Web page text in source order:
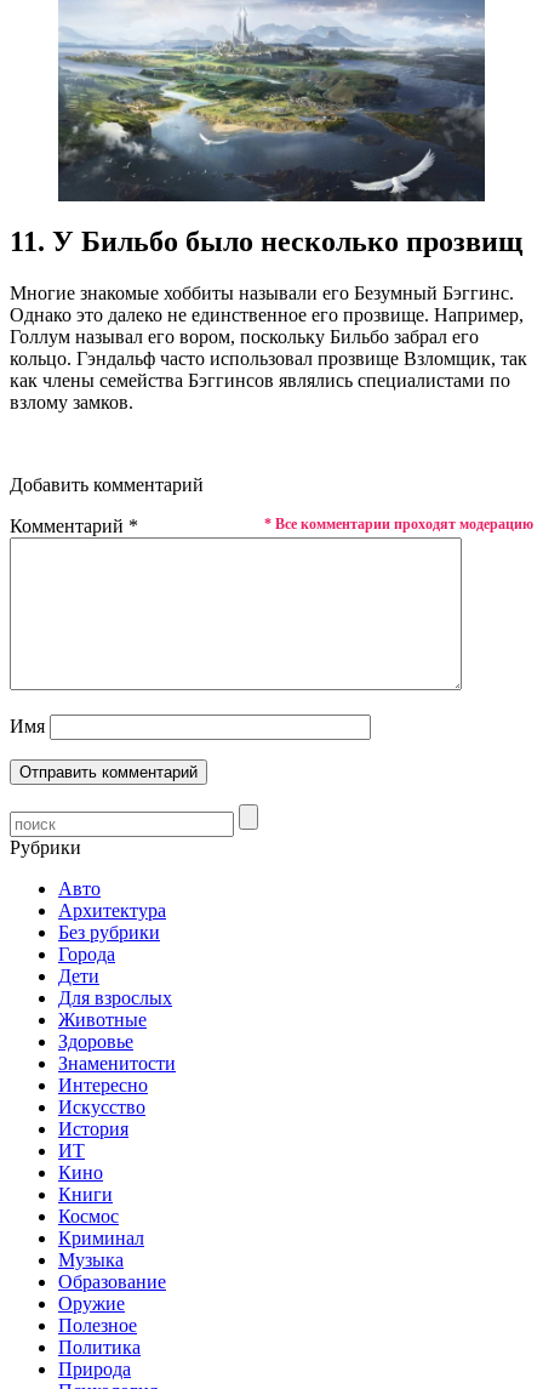
11. У Бильбо было несколько прозвищ
Многие знакомые хоббиты называли его Безумный Бэггинс.
Однако это далеко не единственное его прозвище. Например,
Голлум называл его вором, поскольку Бильбо забрал его
кольцо. Гэндальф часто использовал прозвище Взломщик, так
как члены семейства Бэггинсов являлись специалистами по
взлому замков.
Добавить комментарий
* Все комментарии проходят модерацию
Комментарий *
Имя
Рубрики
Авто
Архитектура
Без рубрики
Города
Дети
Для взрослых
Животные
Здоровье
Знаменитости
Интересно
Искусство
История
ИТ
Кино
Книги
Космос
Криминал
Музыка
Образование
Оружие
Полезное
Политика
Природа